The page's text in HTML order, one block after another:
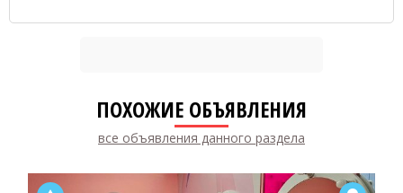
ПОХОЖИЕ ОБЪЯВЛЕНИЯ
все объявления данного раздела